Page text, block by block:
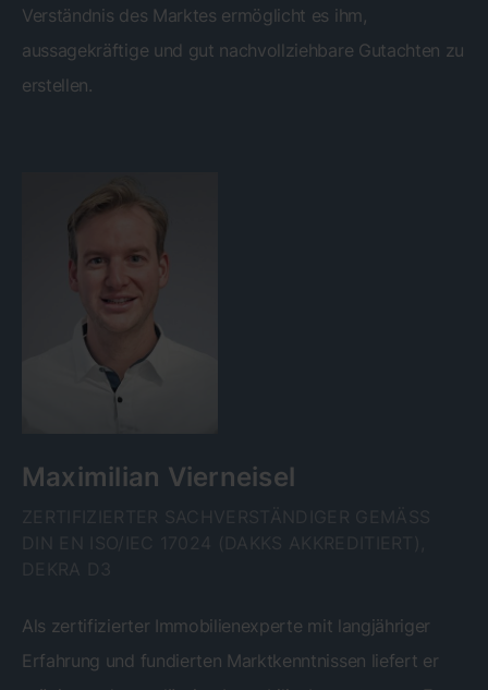
Verständnis des Marktes ermöglicht es ihm,
aussagekräftige und gut nachvollziehbare Gutachten zu
erstellen.
Maximilian Vierneisel
Als zertifizierter Immobilienexperte mit langjähriger
Erfahrung und fundierten Marktkenntnissen liefert er